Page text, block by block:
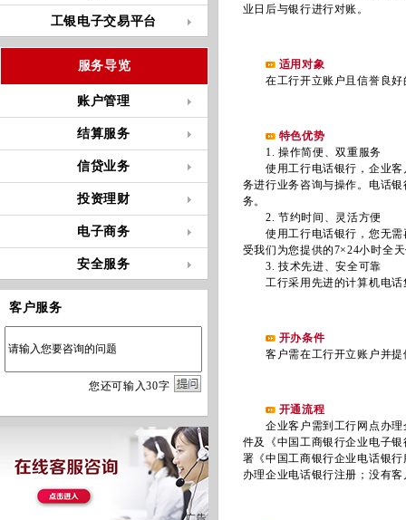
工银电子交易平台
服务导览
账户管理
结算服务
信贷业务
投资理财
电子商务
安全服务
客户服务
您还可输入30字
业日后与银行进行对账。
适用对象
在工行开立账户且信誉良好
特色优势
1. 操作简便、双重服务
使用工行电话银行，企业客
务进行业务咨询与操作。电话
务。
2. 节约时间、灵活方便
使用工行电话银行，您无需
受我们为您提供的7×24小时全
3. 技术先进、安全可靠
工行采用先进的计算机电话
开办条件
客户需在工行开立账户并提
开通流程
企业客户需到工行网点办理
件及《中国工商银行企业电子
署《中国工商银行企业电话银
办理企业电话银行注册；没有